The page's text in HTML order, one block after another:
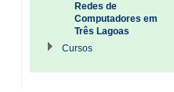
Redes de
Computadores em
Três Lagoas
Cursos